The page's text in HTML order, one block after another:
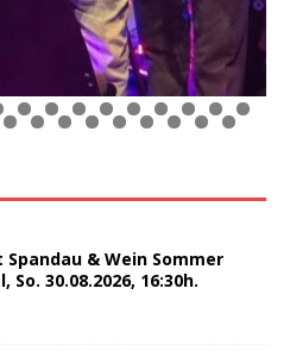
0 1 2 3 4 5 6 7
5 6 7 8 9 0 1 2 3
& Wein Sommer
So. 30.08.2026, 16:30h.